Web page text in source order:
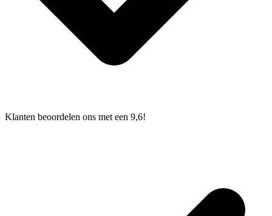
Klanten beoordelen ons met een 9,6!